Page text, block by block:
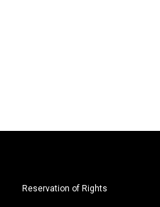
Reservation of Rights